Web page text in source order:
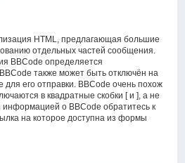
HTML, предлагающая большие
отдельных частей сообщения.
BBCode определяется
также может быть отключён на
его отправки. BBCode очень похож
в квадратные скобки [ и ], а не
информацией о BBCode обратитесь к
на которое доступна из формы